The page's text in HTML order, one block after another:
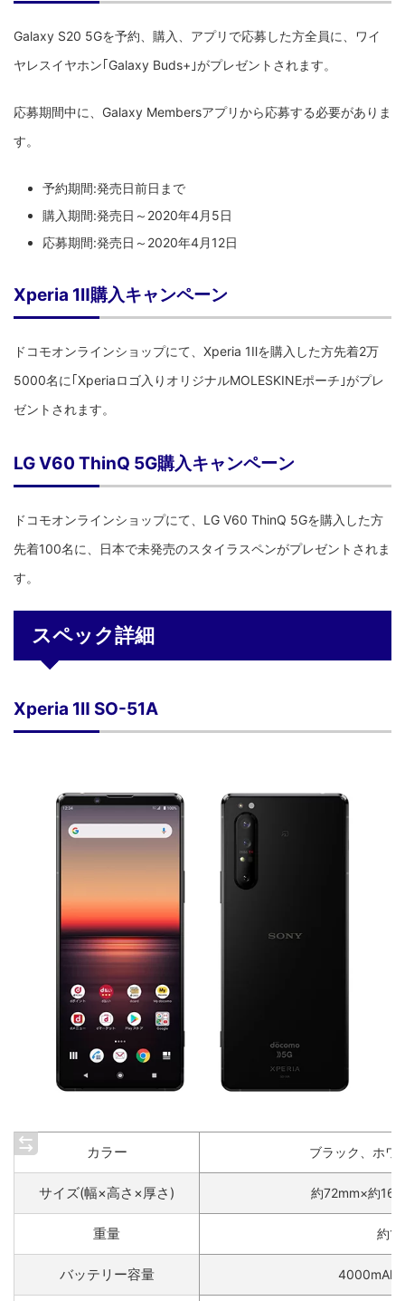
Galaxy S20 5Gを予約、購入、アプリで応募した方全員に、ワイ
ヤレスイヤホン｢Galaxy Buds+｣がプレゼントされます。
応募期間中に、Galaxy Membersアプリから応募する必要がありま
す。
予約期間:発売日前日まで
購入期間:発売日～2020年4月5日
応募期間:発売日～2020年4月12日
Xperia 1Ⅱ購入キャンペーン
ドコモオンラインショップにて、Xperia 1Ⅱを購入した方先着2万
5000名に｢Xperiaロゴ入りオリジナルMOLESKINEポーチ｣がプレ
ゼントされます。
LG V60 ThinQ 5G購入キャンペーン
ドコモオンラインショップにて、LG V60 ThinQ 5Gを購入した方
先着100名に、日本で未発売のスタイラスペンがプレゼントされま
す。
スペック詳細
Xperia 1Ⅱ SO-51A
カラー ブラック、ホワ
サイズ(幅×高さ×厚さ) 約72mm×約
重量 約
バッテリー容量 4000mAh(